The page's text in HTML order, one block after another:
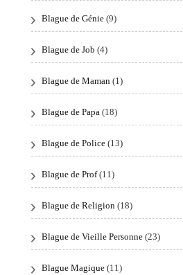
Blague de Génie (9)
Blague de Job (4)
Blague de Maman (1)
Blague de Papa (18)
Blague de Police (13)
Blague de Prof(11)
Blague de Religion (18)
Blague de Vieille Personne (23)
Blague Magique (11)